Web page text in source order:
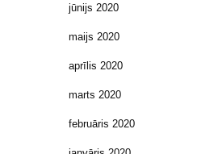
jūnijs 2020
maijs 2020
aprīlis 2020
marts 2020
februāris 2020